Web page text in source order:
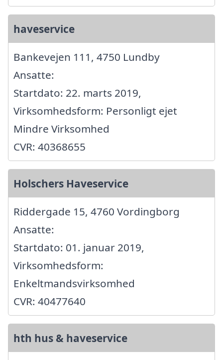
haveservice
Bankevejen 111, 4750 Lundby
Ansatte:
Startdato: 22. marts 2019,
Virksomhedsform: Personligt ejet
Mindre Virksomhed
CVR: 40368655
Holschers Haveservice
Riddergade 15, 4760 Vordingborg
Ansatte:
Startdato: 01. januar 2019,
Virksomhedsform:
Enkeltmandsvirksomhed
CVR: 40477640
hth hus & haveservice